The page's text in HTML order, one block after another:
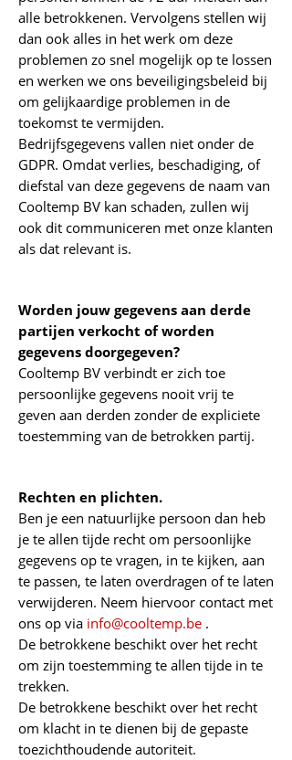
alle betrokkenen. Vervolgens stellen wij
dan ook alles in het werk om deze
problemen zo snel mogelijk op te lossen
en werken we ons beveiligingsbeleid bij
om gelijkaardige problemen in de
toekomst te vermijden.
Bedrijfsgegevens vallen niet onder de
GDPR. Omdat verlies, beschadiging, of
diefstal van deze gegevens de naam van
Cooltemp BV kan schaden, zullen wij
ook dit communiceren met onze klanten
als dat relevant is.
Worden jouw gegevens aan derde
partijen verkocht of worden
gegevens doorgegeven?
Cooltemp BV verbindt er zich toe
persoonlijke gegevens nooit vrij te
geven aan derden zonder de expliciete
toestemming van de betrokken partij.
Rechten en plichten.
Ben je een natuurlijke persoon dan heb
je te allen tijde recht om persoonlijke
gegevens op te vragen, in te kijken, aan
te passen, te laten overdragen of te laten
verwijderen. Neem hiervoor contact met
ons op via info@cooltemp.be .
De betrokkene beschikt over het recht
om zijn toestemming te allen tijde in te
trekken.
De betrokkene beschikt over het recht
om klacht in te dienen bij de gepaste
toezichthoudende autoriteit.